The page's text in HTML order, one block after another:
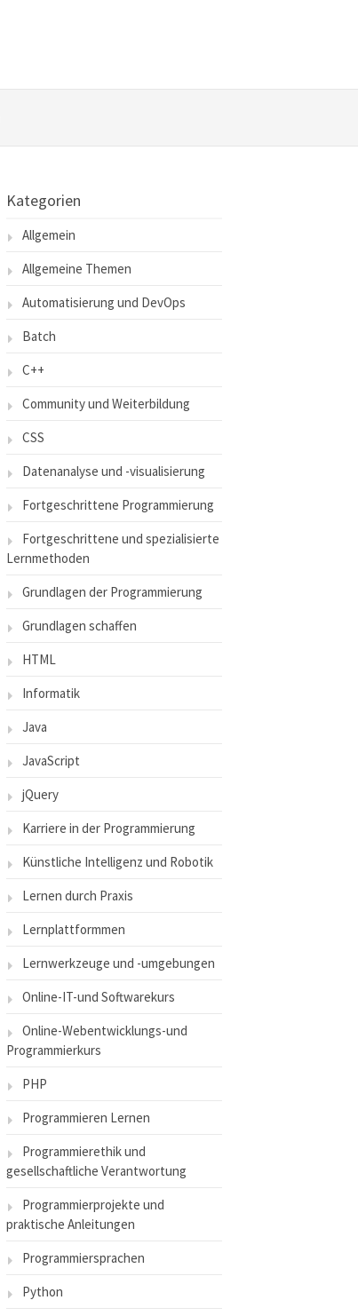
Kategorien
Allgemein
Allgemeine Themen
Automatisierung und DevOps
Batch
C++
Community und Weiterbildung
CSS
Datenanalyse und -visualisierung
Fortgeschrittene Programmierung
Fortgeschrittene und spezialisierte
Lernmethoden
Grundlagen der Programmierung
Grundlagen schaffen
HTML
Informatik
Java
JavaScript
jQuery
Karriere in der Programmierung
Künstliche Intelligenz und Robotik
Lernen durch Praxis
Lernplattformmen
Lernwerkzeuge und -umgebungen
Online-IT-und Softwarekurs
Online-Webentwicklungs-und
Programmierkurs
PHP
Programmieren Lernen
Programmierethik und
gesellschaftliche Verantwortung
Programmierprojekte und
praktische Anleitungen
Programmiersprachen
Python